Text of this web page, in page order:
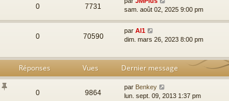
0 7731
sam. août 02, 2025 9:00 pm
0 70590
par Al1
dim. mars 26, 2023 8:00 pm
Réponses Vues Dernier message
0 9864
par Benkey
lun. sept. 09, 2013 1:37 pm